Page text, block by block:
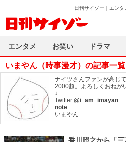
日刊サイゾー｜エン
いまやん（時事漫才）の記事一
ナイツさんファンが高じ
2000超。よろしくおねが
↓
Twitter:@i_am_imayan
note
いまやん
エンタメ お笑い ドラマ